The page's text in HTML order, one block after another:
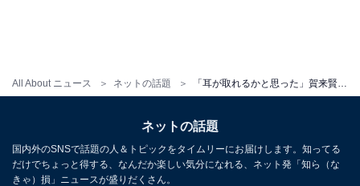
All About ニュース ネットの話題 「耳が取れるかと思った」賀来賢人、撮影中オフショットに「早く見たすぎる」「続きかな？」の声！
ネットの話題
国内外のSNSで話題の人＆トピックをタイムリーにお届けします。知ってる
だけでちょっと得する、なんだか楽しい気分になれる、ネット発「知ら（な
きゃ）損」ニュースが盛りだくさん。